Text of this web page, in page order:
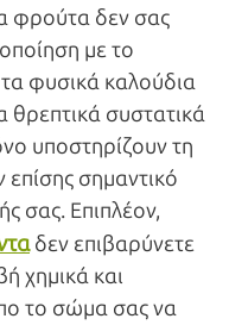
φρούτα δεν σας
με το
φυσικά καλούδια
θρεπτικά συστατικά
υποστηρίζουν τη
επίσης σημαντικό
σας. Επιπλέον,
δεν επιβαρύνετε
χημικά και
το σώμα σας να